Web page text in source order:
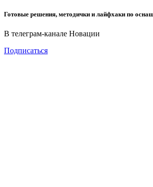
Готовые решения, методички и лайфхаки по
В телеграм-канале Новации
Подписаться